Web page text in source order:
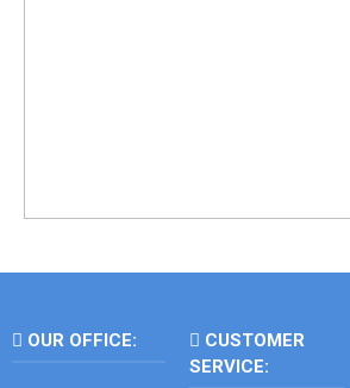
OUR OFFICE:
CUSTOMER
SERVICE: